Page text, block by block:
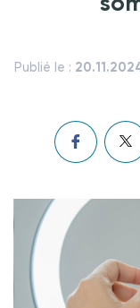
Publié le :